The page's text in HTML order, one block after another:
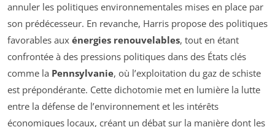
annuler les politiques environnementales mises en place par
son prédécesseur. En revanche, Harris propose des politiques
favorables aux énergies renouvelables, tout en étant
confrontée à des pressions politiques dans des États clés
comme la Pennsylvanie, où l’exploitation du gaz de schiste
est prépondérante. Cette dichotomie met en lumière la lutte
entre la défense de l’environnement et les intérêts
économiques locaux, créant un débat sur la manière dont les